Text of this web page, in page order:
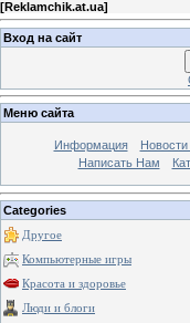
[Reklamchik.at.ua]
Вход на сайт
Меню сайта
Информация Новости
Написать Нам
Categories
Другое
Компьютерные игры
Красота и здоровье
Люди и блоги